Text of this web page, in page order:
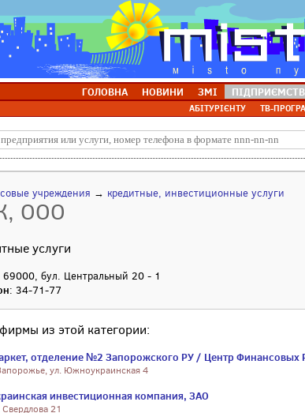
ГОЛОВНА НОВИНИ ЗМІ
АБІТУРІЄНТУ ТВ-
учреждения → кредитные, инвестиционные услуги
ООО
услуги
69000, бул. Центральный 20 - 1
: 34-71-77
из этой категории:
отделение №2 Запорожского РУ / Центр
ул. Южноукраинская 4
инвестиционная компания, ЗАО
21